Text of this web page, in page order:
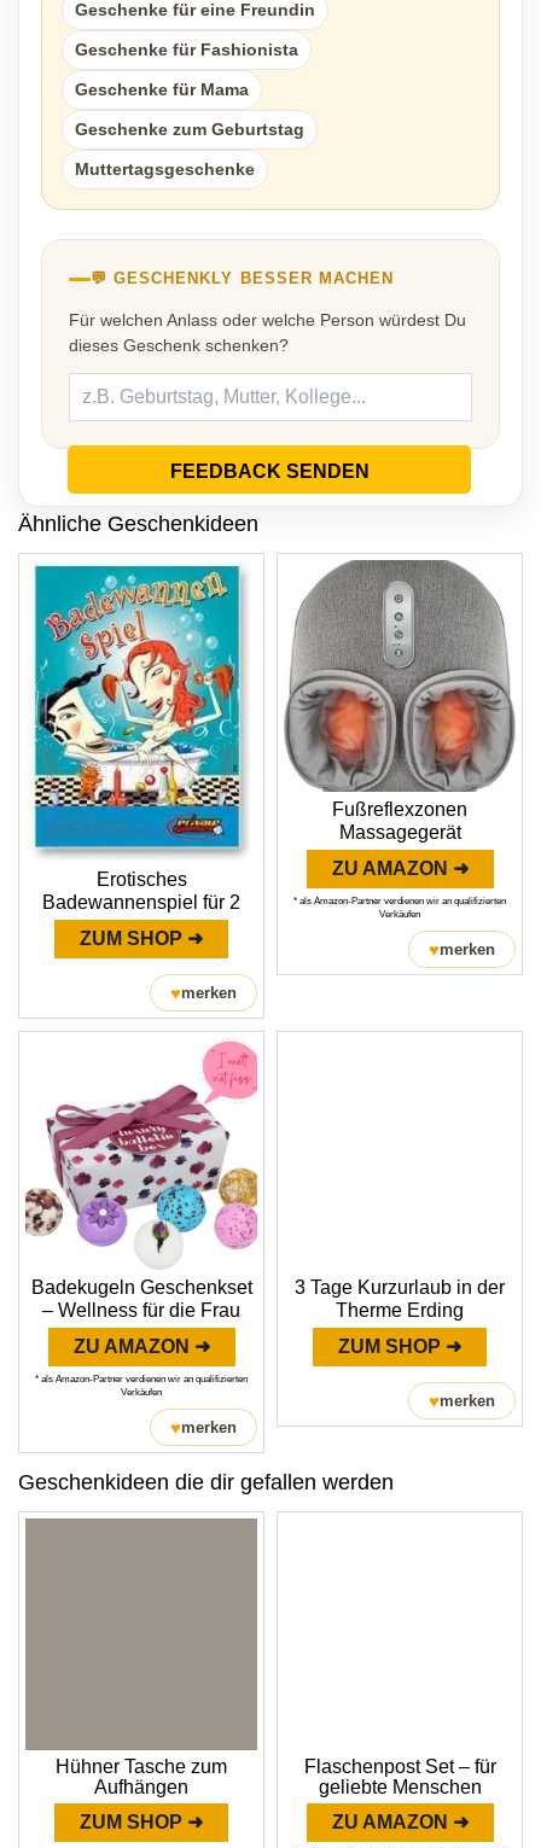
Geschenke für eine Freundin
Geschenke für Fashionista
Geschenke für Mama
Geschenke zum Geburtstag
Muttertagsgeschenke
💬 GESCHENKLY BESSER MACHEN
Für welchen Anlass oder welche Person würdest Du
dieses Geschenk schenken?
FEEDBACK SENDEN
Ähnliche Geschenkideen
Erotisches
Badewannenspiel für 2
ZUM SHOP ➜
♥merken
Fußreflexzonen
Massagegerät
ZU AMAZON ➜
* als Amazon-Partner verdienen wir an qualifizierten
Verkäufen
♥merken
Badekugeln Geschenkset
– Wellness für die Frau
ZU AMAZON ➜
* als Amazon-Partner verdienen wir an qualifizierten
Verkäufen
♥merken
3 Tage Kurzurlaub in der
Therme Erding
ZUM SHOP ➜
♥merken
Geschenkideen die dir gefallen werden
Hühner Tasche zum
Aufhängen
ZUM SHOP ➜
Flaschenpost Set – für
geliebte Menschen
ZU AMAZON ➜